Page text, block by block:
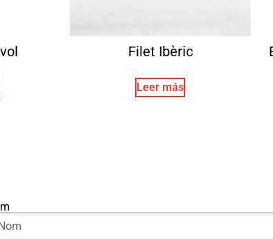
Filet Ibèric
Leer más